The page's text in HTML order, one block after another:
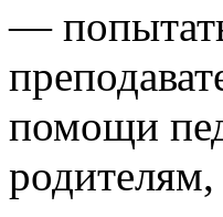
—
помощи